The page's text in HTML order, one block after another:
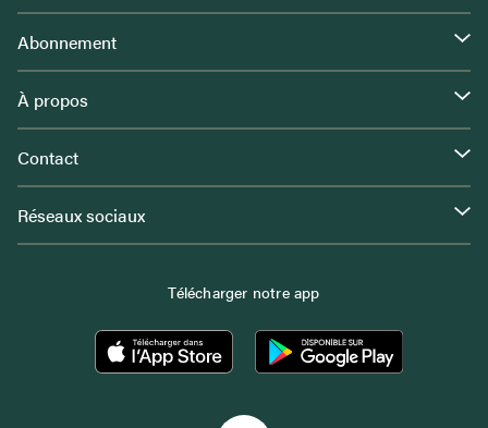
Abonnement
À propos
Contact
Réseaux sociaux
Télécharger notre app